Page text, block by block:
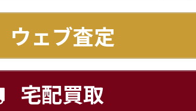
ウェブ査定
宅配買取